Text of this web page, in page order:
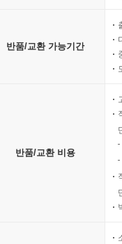
반품/교환 가능기간
반품/교환 비용